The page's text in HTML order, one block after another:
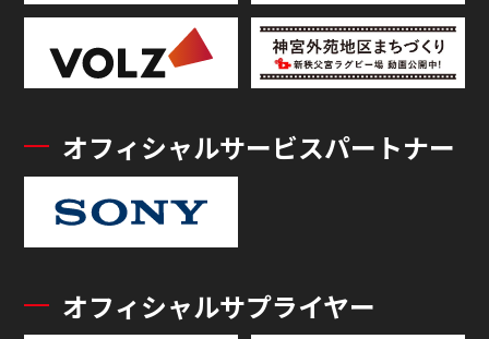
オフィシャルサービスパートナー
オフィシャルサプライヤー